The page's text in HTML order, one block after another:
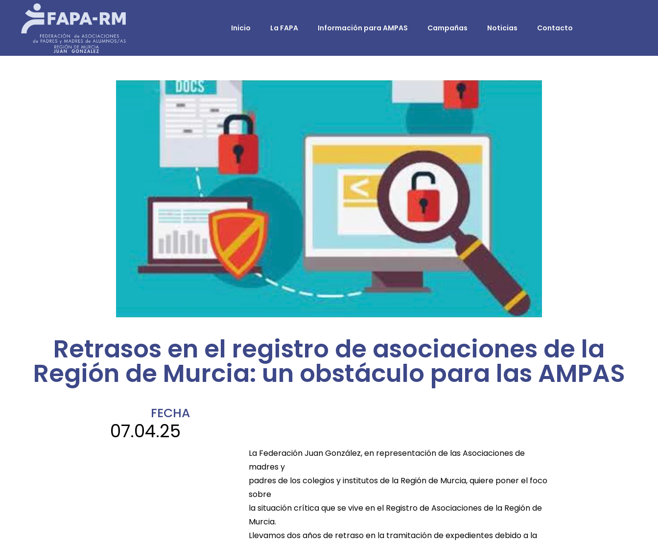
Inicio La FAPA Información para AMPAS Campañas Noticias Contacto
Retrasos en el registro de asociaciones de la
Región de Murcia: un obstáculo para las AMPAS
FECHA
07.04.25
La Federación Juan González, en representación de las Asociaciones de
madres y
padres de los colegios y institutos de la Región de Murcia, quiere poner el foco
sobre
la situación crítica que se vive en el Registro de Asociaciones de la Región de
Murcia.
Llevamos dos años de retraso en la tramitación de expedientes debido a la